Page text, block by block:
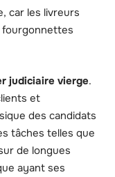
car les livreurs
fourgonnettes
judiciaire vierge.
et
des candidats
tâches telles que
de longues
ayant ses